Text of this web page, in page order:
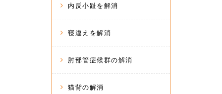
内反小趾を解消
寝違えを解消
肘部管症候群の解消
猫背の解消